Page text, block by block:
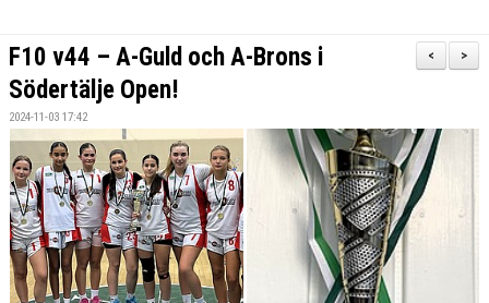
TRUPPEN
BILDGALLERI 2018-2023
BILDGALLERI 2024 O FRAMÅT
DOKUMENT
KONTAKT
>
<
F10 v44 – A-Guld och A-Brons i
Södertälje Open!
2024-11-03 17:42